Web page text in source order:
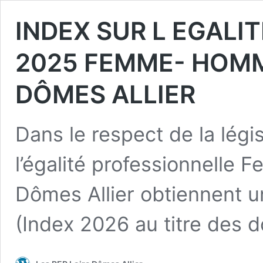
INDEX SUR L
2025 FEMME-
DÔMES ALLIER
Dans le respect de la
l’égalité professionnelle
Dômes Allier obtiennent
(Index 2026 au titre